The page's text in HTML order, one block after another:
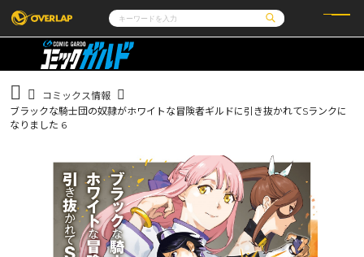
コミック
コミッククリエ
LiQulle
ラブパルフェ
ライトノベル
その他
コミックエッセイ
ポケットモンスター
通販・NEWS
会社概要
採用情報
アクセス
オーバーラップホールディングス
お問い合わせはこちら
オーバーラップ文庫
オーバーラップノベルス
コミックス情報
ブラックな騎士団の奴隷がホワイトな冒険者ギルドに引き抜かれてSランクに
なりました 6